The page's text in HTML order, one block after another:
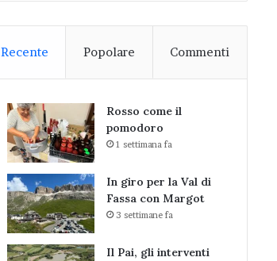
Recente Popolare Commenti
Rosso come il
pomodoro
1 settimana fa
In giro per la Val di
Fassa con Margot
3 settimane fa
Il Pai, gli interventi